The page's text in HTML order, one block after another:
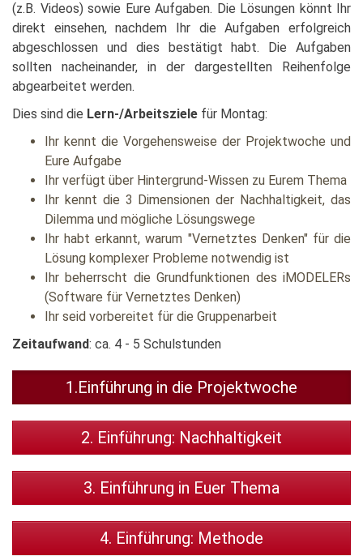
(z.B. Videos) sowie Eure Aufgaben. Die Lösungen könnt Ihr
direkt einsehen, nachdem Ihr die Aufgaben erfolgreich
abgeschlossen und dies bestätigt habt. Die Aufgaben
sollten nacheinander, in der dargestellten Reihenfolge
abgearbeitet werden.
Dies sind die Lern-/Arbeitsziele für Montag:
Ihr kennt die Vorgehensweise der Projektwoche und
Eure Aufgabe
Ihr verfügt über Hintergrund-Wissen zu Eurem Thema
Ihr kennt die 3 Dimensionen der Nachhaltigkeit, das
Dilemma und mögliche Lösungswege
Ihr habt erkannt, warum "Vernetztes Denken" für die
Lösung komplexer Probleme notwendig ist
Ihr beherrscht die Grundfunktionen des iMODELERs
(Software für Vernetztes Denken)
Ihr seid vorbereitet für die Gruppenarbeit
Zeitaufwand: ca. 4 - 5 Schulstunden
1.Einführung in die Projektwoche
2. Einführung: Nachhaltigkeit
3. Einführung in Euer Thema
4. Einführung: Methode